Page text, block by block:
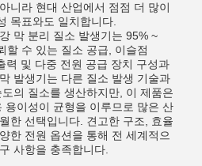
니라 현대 산업에서 점점 더 많이
목표와도 일치합니다.
막 분리 질소 발생기는 95% ~
할 수 있는 질소 공급, 이슬점
력 및 다중 전원 공급 장치 구성과
발생기는 다른 질소 발생 기술과
의 질소를 생산하지만, 이 제품은
용이성이 균형을 이루므로 많은 산
한 선택입니다. 견고한 구조, 효율
한 전원 옵션을 통해 전 세계적으
사항을 충족합니다.